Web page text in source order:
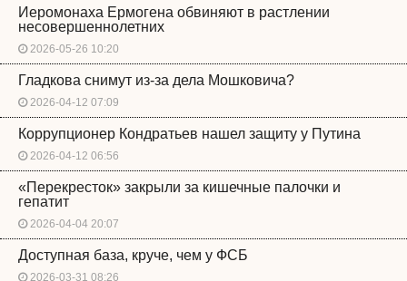
Иеромонаха Ермогена обвиняют в растлении
несовершеннолетних
2026-05-26 10:20
Гладкова снимут из-за дела Мошковича?
2026-04-12 07:09
Коррупционер Кондратьев нашел защиту у Путина
2026-04-12 06:56
«Перекресток» закрыли за кишечные палочки и
гепатит
2026-04-04 20:07
Доступная база, круче, чем у ФСБ
2026-03-31 08:26